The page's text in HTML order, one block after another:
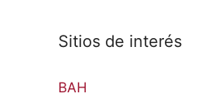
Sitios de interés
BAH